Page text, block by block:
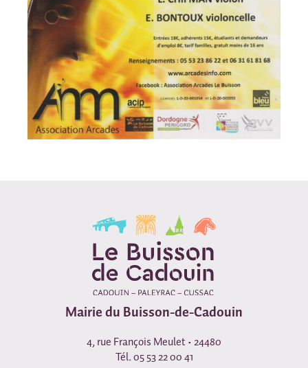
Mairie du Buisson-de-Cadouin
4, rue François Meulet • 24480
Tél. 05 53 22 00 41